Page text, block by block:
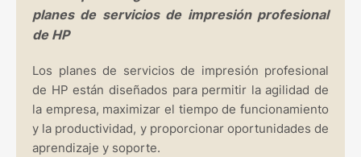
planes de servicios de impresión profesional
de HP
Los planes de servicios de impresión profesional
de HP están diseñados para permitir la agilidad de
la empresa, maximizar el tiempo de funcionamiento
y la productividad, y proporcionar oportunidades de
aprendizaje y soporte.